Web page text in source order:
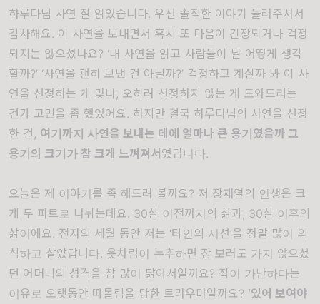
하루다님 사연 잘 읽었습니다. 우선 솔직한 이야기 들려주셔서
감사해요. 이 사연을 보내면서 혹시 또 마음이 긴장되거나 걱정
되지는 않으셨나요? ‘내 사연을 읽고 사람들이 날 어떻게 생각
할까?’ ‘사연을 괜히 보낸 건 아닐까?’ 걱정하고 계실까 봐 이 사
연을 선정하는 게 맞나, 오히려 선정하지 않는 게 도와드리는
건가 고민을 좀 했었어요. 하지만 결국 하루다님의 사연을 선정
한 건, 여기까지 사연을 보내는 데에 얼마나 큰 용기였을까 그
용기의 크기가 참 크게 느껴져서였답니다.
오늘은 제 이야기를 좀 해드려 볼까요? 저 장재열의 인생은 크
게 두 파트로 나뉘는데요. 30살 이전까지의 삶과, 30살 이후의
삶이에요. 전자의 세월 동안 저는 ‘타인의 시선’을 정말 많이 의
식하고 살았답니다. 옷차림이 누추하면 장 보러도 가지 않으셨
던 어머니의 성격을 참 많이 닮아서일까요? 집이 가난하다는
이유로 오랫동안 따돌림을 당한 트라우마일까요? ‘있어 보여야